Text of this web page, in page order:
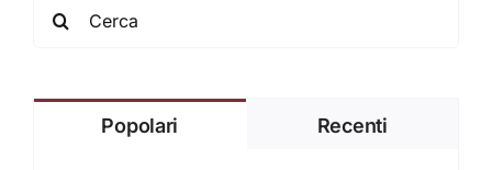
Popolari Recenti